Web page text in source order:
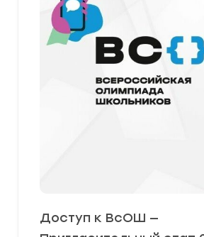
Доступ к ВсОШ —